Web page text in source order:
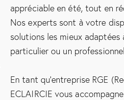
appréciable en été, tout en
Nos experts sont à votre
solutions les mieux adaptées
particulier ou un
En tant qu’entreprise RGE
ECLAIRCIE vous